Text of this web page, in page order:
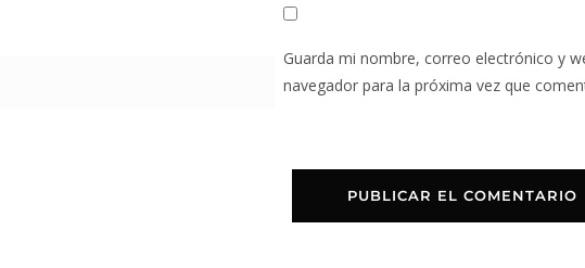
Guarda mi nombre, correo electrónico y
navegador para la próxima vez que